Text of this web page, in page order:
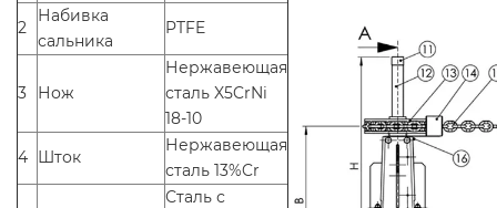
2
Набивка
сальника
PTFE
3 Нож
Нержавеющая
сталь X5CrNi
18-10
4 Шток
Нержавеющая
сталь 13%Cr
Сталь с